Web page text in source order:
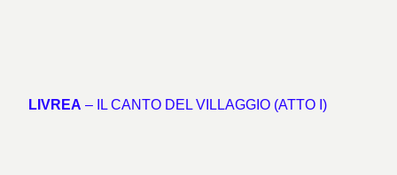
LIVREA – IL CANTO DEL VILLAGGIO (ATTO I)